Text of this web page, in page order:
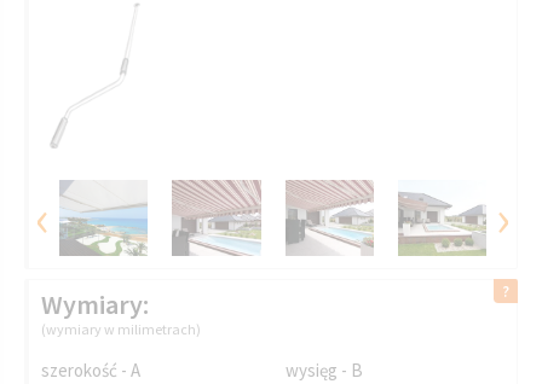
‹ ›
Wymiary:
(wymiary w milimetrach)
szerokość - A wysięg - B